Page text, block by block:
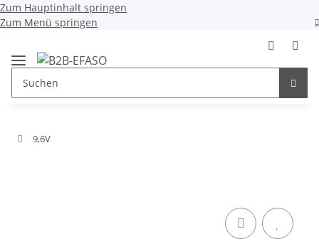
Zum Hauptinhalt springen
Zum Menü springen
9,6V